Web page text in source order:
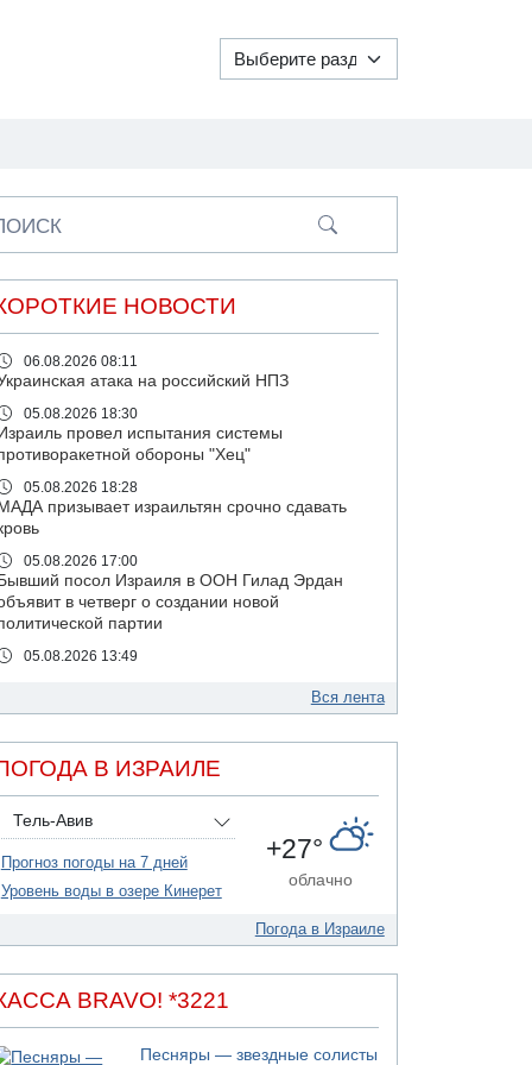
НОВОСТИ
06.08.2026 08:11
атака на российский НПЗ
05.08.2026 18:30
Израиль провел испытания системы
обороны "Хец"
05.08.2026 18:28
МАДА призывает израильтян срочно сдавать
05.08.2026 17:00
Бывший посол Израиля в ООН Гилад Эрдан
в четверг о создании новой
партии
05.08.2026 13:49
05.08.2026 10:19
сообщают об атаке по Саудовскому
05.08.2026 10:16
Левые активисты пытались ворваться в офис
"Религиозного сионизма"
В Дубае поднимается дым над портом
один меморандум для Ирана
04.08.2026 20:31
и Министерство экологии
о необычно высоком уровне
Вся лента
В ИЗРАИЛЕ
Тель-Авив
Прогноз погоды на 7 дней
Уровень воды в озере Кинерет
+27°
облачно
Погода в Израиле
BRAVO! *3221
Песняры — звездные солисты